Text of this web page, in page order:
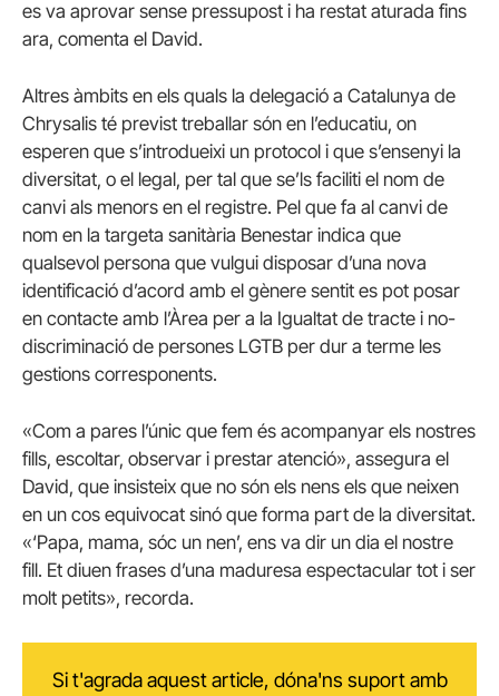
es va aprovar sense pressupost i ha restat aturada fins
ara, comenta el David.
Altres àmbits en els quals la delegació a Catalunya de
Chrysalis té previst treballar són en l’educatiu, on
esperen que s’introdueixi un protocol i que s’ensenyi la
diversitat, o el legal, per tal que se’ls faciliti el nom de
canvi als menors en el registre. Pel que fa al canvi de
nom en la targeta sanitària Benestar indica que
qualsevol persona que vulgui disposar d’una nova
identificació d’acord amb el gènere sentit es pot posar
en contacte amb l’Àrea per a la Igualtat de tracte i no-
discriminació de persones LGTB per dur a terme les
gestions corresponents.
«Com a pares l’únic que fem és acompanyar els nostres
fills, escoltar, observar i prestar atenció», assegura el
David, que insisteix que no són els nens els que neixen
en un cos equivocat sinó que forma part de la diversitat.
«‘Papa, mama, sóc un nen’, ens va dir un dia el nostre
fill. Et diuen frases d’una maduresa espectacular tot i ser
molt petits», recorda.
Si t'agrada aquest article, dóna'ns suport amb